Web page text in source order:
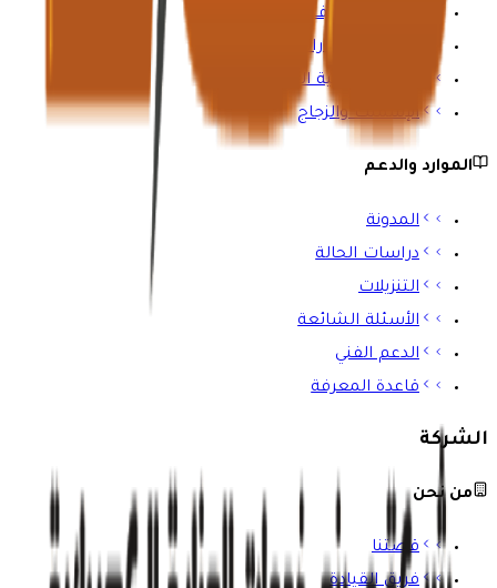
المياه والصرف الصحي
صناعة السيارات
المباني والبنية التحتية
الإسمنت والزجاج
الموارد والدعم
المدونة
دراسات الحالة
التنزيلات
الأسئلة الشائعة
الدعم الفني
قاعدة المعرفة
الشركة
من نحن
قصتنا
فريق القيادة